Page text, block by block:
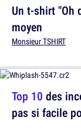
Un t-shirt "Oh
moyen
Monsieur TSHIRT
Top 10 des
pas si facile